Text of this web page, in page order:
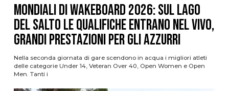
Mondiali di Wakeboard 2026: sul Lago
del Salto le qualifiche entrano nel vivo,
grandi prestazioni per gli azzurri
Nella seconda giornata di gare scendono in acqua i migliori atleti
delle categorie Under 14, Veteran Over 40, Open Women e Open
Men. Tanti i